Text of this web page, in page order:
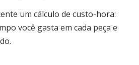
um cálculo de custo-hora:
você gasta em cada peça e